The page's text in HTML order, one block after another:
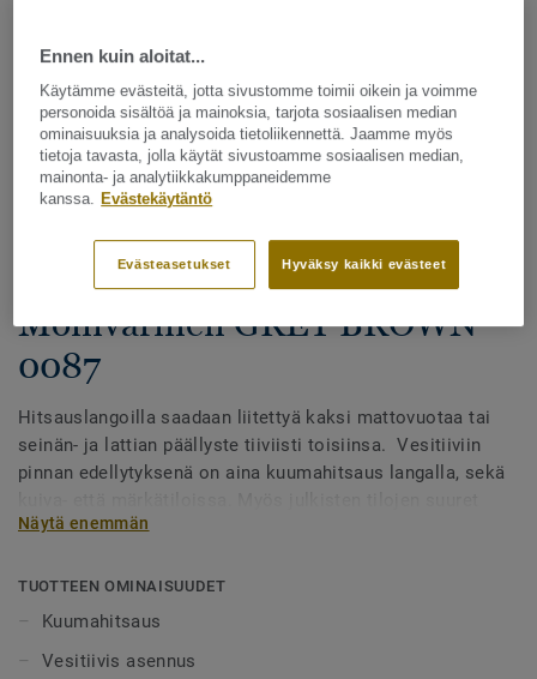
Katso kaikki kuosit - NCS ja LRV (1096)
Hitsauslangat
Hitsauslangat - Homogeeniset
& heterogeeniset muovimatot -
Monivärinen GREY BROWN
0087
Hitsauslangoilla saadaan liitettyä kaksi mattovuotaa tai
seinän- ja lattian päällyste tiiviisti toisiinsa. Vesitiiviin
pinnan edellytyksenä on aina kuumahitsaus langalla, sekä
alueet tulee aina lankahitsata. Hitsatut saumat myös
rakoihin. Hitsauslankoja on saatavilla yksi- tai
monivärisenä, joko häivyttämään saumakohdat tai
Näytä enemmän
TUOTTEEN OMINAISUUDET
Kuumahitsaus
Vesitiivis asennus
Ennen kuin aloitat...
Käytämme evästeitä, jotta sivustomme toimii oikein ja voimme
personoida sisältöä ja mainoksia, tarjota sosiaalisen median
ominaisuuksia ja analysoida tietoliikennettä. Jaamme myös
tietoja tavasta, jolla käytät sivustoamme sosiaalisen median,
mainonta- ja analytiikkakumppaneidemme
kanssa. Evästekäytäntö
Hyväksy kaikki evästeet
Evästeasetukset